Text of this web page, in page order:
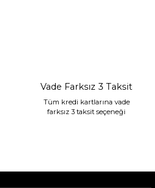
Vade Farksız 3 Taksit
Tüm kredi kartlarına vade
farksız 3 taksit seçeneği